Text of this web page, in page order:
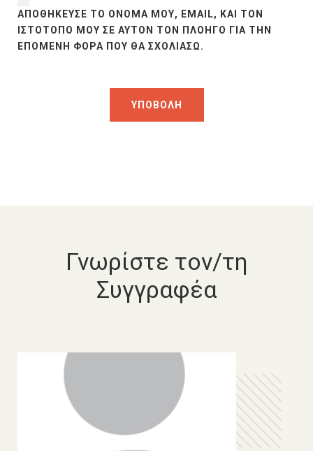
ΑΠΟΘΉΚΕΥΣΕ ΤΟ ΌΝΟΜΆ ΜΟΥ, EMAIL, ΚΑΙ ΤΟΝ
ΙΣΤΌΤΟΠΟ ΜΟΥ ΣΕ ΑΥΤΌΝ ΤΟΝ ΠΛΟΗΓΌ ΓΙΑ ΤΗΝ
ΕΠΌΜΕΝΗ ΦΟΡΆ ΠΟΥ ΘΑ ΣΧΟΛΙΆΣΩ.
Γνωρίστε τον/τη
Συγγραφέα